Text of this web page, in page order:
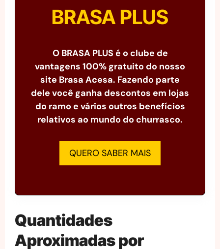
BRASA PLUS
O BRASA PLUS é o clube de
vantagens 100% gratuito do nosso
site Brasa Acesa. Fazendo parte
dele você ganha descontos em lojas
do ramo e vários outros benefícios
relativos ao mundo do churrasco.
QUERO SABER MAIS
Quantidades
Aproximadas por